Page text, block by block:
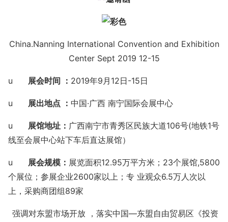
China.Nanning International Convention and Exhibition
Center Sept 2019 12-15
u 展会时间 ： 2019年9月12日-15日
u 展出地点 ： 中国·广西 南宁国际会展中心
u 展馆地址： 广西南宁市青秀区民族大道106号(地铁1号
线至会展中心站下车后直达展馆）
u 展会规模： 展览面积12.95万平方米； 23个展馆,5800
个展位；参展企业2600家以上；专 业观众6.5万人次以
上， 采购商团组89家
强调对东盟市场开放 ，落实中国—东盟自由贸易区《投资